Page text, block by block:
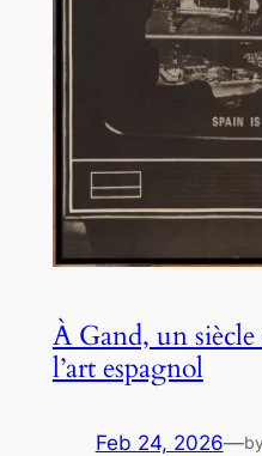
À Gand, un siècle
l’art espagnol
Feb 24, 2026—by